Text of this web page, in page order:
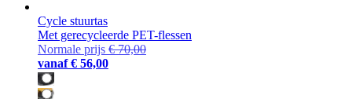
Cycle stuurtas
Met gerecycleerde PET-flessen
Normale prijs € 70,00
vanaf € 56,00